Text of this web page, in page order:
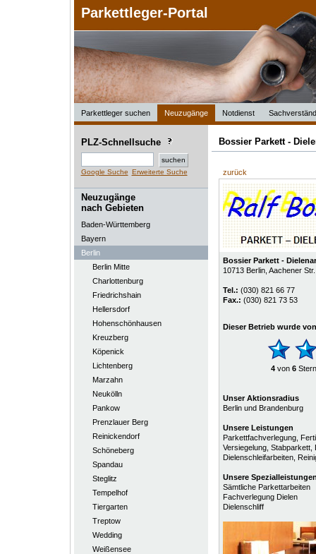
Parkettleger-Portal
Parkettleger suchen Neuzugänge Notdienst
PLZ-Schnellsuche
Google Suche Erweiterte Suche
Neuzugänge
nach Gebieten
Baden-Württemberg
Bayern
Berlin
Berlin Mitte
Charlottenburg
Friedrichshain
Hellersdorf
Hohenschönhausen
Kreuzberg
Köpenick
Lichtenberg
Marzahn
Neukölln
Pankow
Prenzlauer Berg
Reinickendorf
Schöneberg
Spandau
Steglitz
Tempelhof
Tiergarten
Treptow
Wedding
Weißensee
Bossier Parkett -
zurück
Bossier Parkett -
10713 Berlin, Aachener
Tel.: (030) 821 66 77
Fax.: (030) 821 73 53
Dieser Betrieb wurde
4von 6
Unser Aktionsradius
Berlin und Brandenburg
Unsere Leistungen
Parkettfachverlegung,
Versiegelung, Stabparkett,
Dielenschleifarbeiten,
Unsere
Sämtliche Parkettarbeiten
Fachverlegung Dielen
Dielenschliff